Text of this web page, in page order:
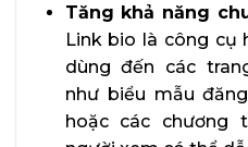
Tăng khả năng
Link bio là công cụ
dùng đến các
như biểu mẫu
hoặc các chương